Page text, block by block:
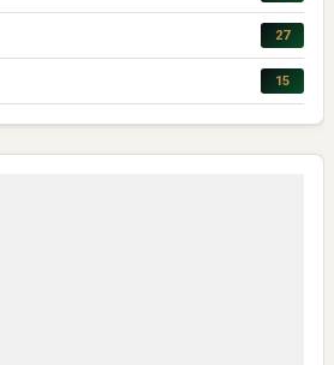
27
15